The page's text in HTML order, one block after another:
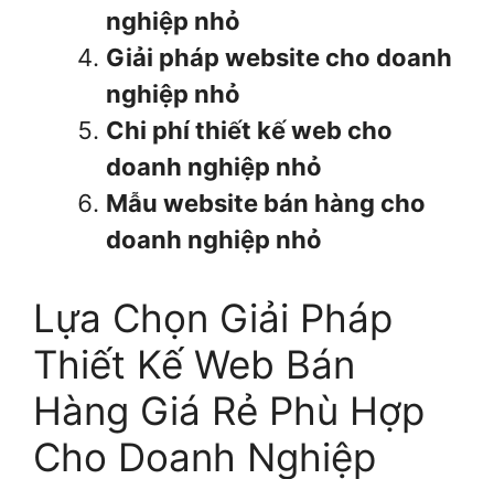
nghiệp nhỏ
Giải pháp website cho doanh
nghiệp nhỏ
Chi phí thiết kế web cho
doanh nghiệp nhỏ
Mẫu website bán hàng cho
doanh nghiệp nhỏ
Lựa Chọn Giải Pháp
Thiết Kế Web Bán
Hàng Giá Rẻ Phù Hợp
Cho Doanh Nghiệp